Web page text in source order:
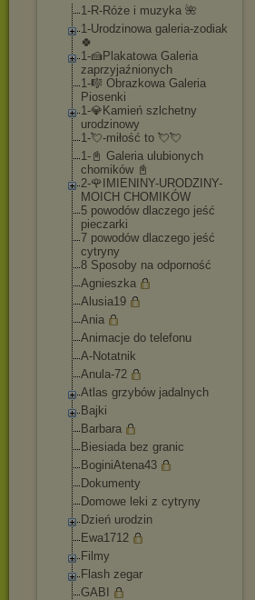
1-R-Róże i muzyka 🌺
1-Urodzinowa galeria-zodiak
🍀
1-🍰Plakatowa Galeria
zaprzyjaźnionych
1-🎼 Obrazkowa Galeria
Piosenki
1-💎Kamień szlchetny
urodzinowy
1-💘-miłość to 💘💘
1-📓 Galeria ulubionych
chomików 📓
2-🌹IMIENINY-URODZINY-
MOICH CHOMIKÓW
5 powodów dlaczego jeść
pieczarki
7 powodów dlaczego jeść
cytryny
8 Sposoby na odporność
Agnieszka
Alusia19
Ania
Animacje do telefonu
A-Notatnik
Anula-72
Atlas grzybów jadalnych
Bajki
Barbara
Biesiada bez granic
BoginiAtena43
Dokumenty
Domowe leki z cytryny
Dzień urodzin
Ewa1712
Filmy
Flash zegar
GABI